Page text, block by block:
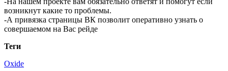
возникнут какие то проблемы.
-А привязка страницы ВК позволит оперативно узнать о
совершаемом на Вас рейде
Теги
Oxide